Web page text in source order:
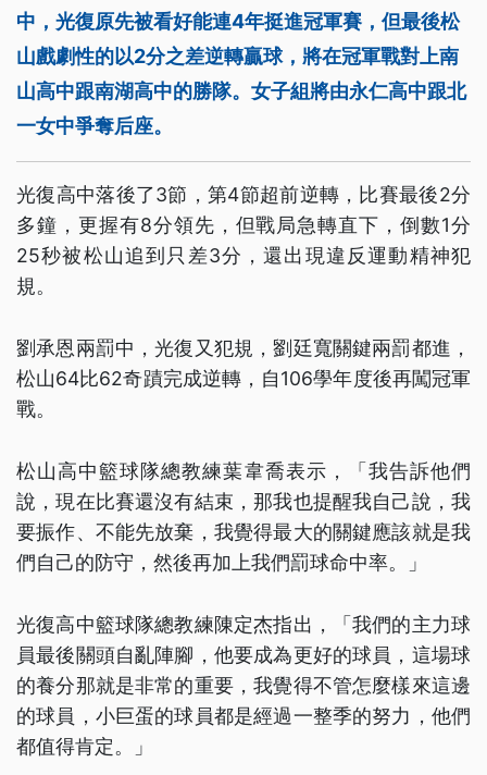
中，光復原先被看好能連4年挺進冠軍賽，但最後松
山戲劇性的以2分之差逆轉贏球，將在冠軍戰對上南
山高中跟南湖高中的勝隊。女子組將由永仁高中跟北
一女中爭奪后座。
光復高中落後了3節，第4節超前逆轉，比賽最後2分
多鐘，更握有8分領先，但戰局急轉直下，倒數1分
25秒被松山追到只差3分，還出現違反運動精神犯
規。
劉承恩兩罰中，光復又犯規，劉廷寬關鍵兩罰都進，
松山64比62奇蹟完成逆轉，自106學年度後再闖冠軍
戰。
松山高中籃球隊總教練葉韋喬表示，「我告訴他們
說，現在比賽還沒有結束，那我也提醒我自己說，我
要振作、不能先放棄，我覺得最大的關鍵應該就是我
們自己的防守，然後再加上我們罰球命中率。」
光復高中籃球隊總教練陳定杰指出，「我們的主力球
員最後關頭自亂陣腳，他要成為更好的球員，這場球
的養分那就是非常的重要，我覺得不管怎麼樣來這邊
的球員，小巨蛋的球員都是經過一整季的努力，他們
都值得肯定。」